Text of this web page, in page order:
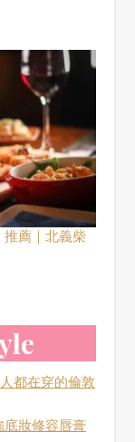
推薦｜北義柴
都在穿的倫敦
妝修容唇膏